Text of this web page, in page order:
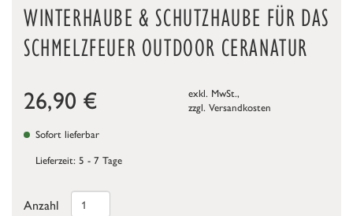
WINTERHAUBE & SCHUTZHAUBE FÜR DAS
SCHMELZFEUER OUTDOOR CERANATUR
26,90 €
exkl. MwSt.,
zzgl. Versandkosten
Sofort lieferbar
Lieferzeit: 5 - 7 Tage
Anzahl